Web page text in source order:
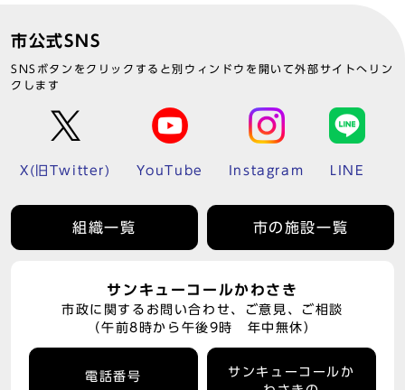
市公式SNS
SNSボタンをクリックすると別ウィンドウを開いて外部サイトへリン
クします
X(旧Twitter) YouTube Instagram LINE
組織一覧 市の施設一覧
サンキューコールかわさき
市政に関するお問い合わせ、ご意見、ご相談
（午前8時から午後9時 年中無休）
電話番号
サンキューコールか